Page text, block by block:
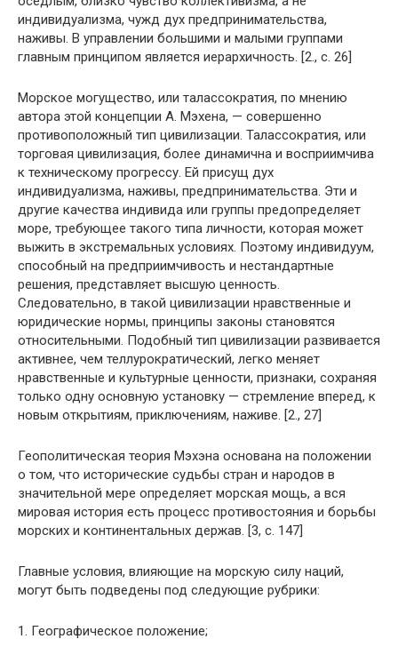
индивидуализма, чужд дух предпринимательства,
наживы. В управлении большими и малыми группами
главным принципом является иерархичность. [2., с. 26]
Морское могущество, или талассократия, по мнению
автора этой концепции А. Мэхена, — совершенно
противоположный тип цивилизации. Талассократия, или
торговая цивилизация, более динамична и восприимчива
к техническому прогрессу. Ей присущ дух
индивидуализма, наживы, предпринимательства. Эти и
другие качества индивида или группы предопределяет
море, требующее такого типа личности, которая может
выжить в экстремальных условиях. Поэтому индивидуум,
способный на предприимчивость и нестандартные
решения, представляет высшую ценность.
Следовательно, в такой цивилизации нравственные и
юридические нормы, принципы законы становятся
относительными. Подобный тип цивилизации развивается
активнее, чем теллурократический, легко меняет
нравственные и культурные ценности, признаки, сохраняя
только одну основную установку — стремление вперед, к
новым открытиям, приключениям, наживе. [2., 27]
Геополитическая теория Мэхэна основана на положении
о том, что исторические судьбы стран и народов в
значительной мере определяет морская мощь, а вся
мировая история есть процесс противостояния и борьбы
морских и континентальных держав. [3, с. 147]
Главные условия, влияющие на морскую силу наций,
могут быть подведены под следующие рубрики:
1. Географическое положение;